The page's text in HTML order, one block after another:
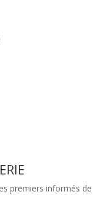
premiers informés de